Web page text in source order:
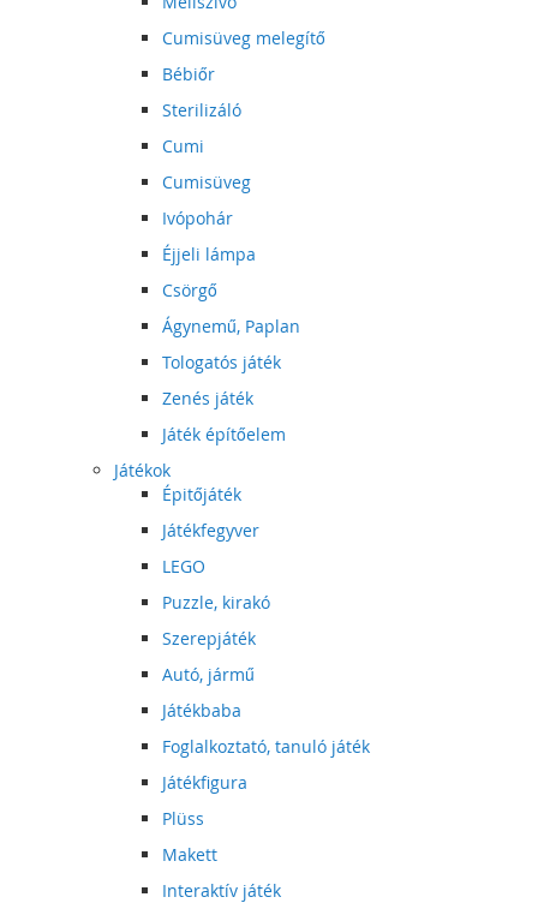
Cumisüveg melegítő
Bébiőr
Sterilizáló
Cumi
Cumisüveg
Ivópohár
Éjjeli lámpa
Csörgő
Ágynemű, Paplan
Tologatós játék
Zenés játék
Játék építőelem
Játékok
Épitőjáték
Játékfegyver
LEGO
Puzzle, kirakó
Szerepjáték
Autó, jármű
Játékbaba
Foglalkoztató, tanuló játék
Játékfigura
Plüss
Makett
Interaktív játék